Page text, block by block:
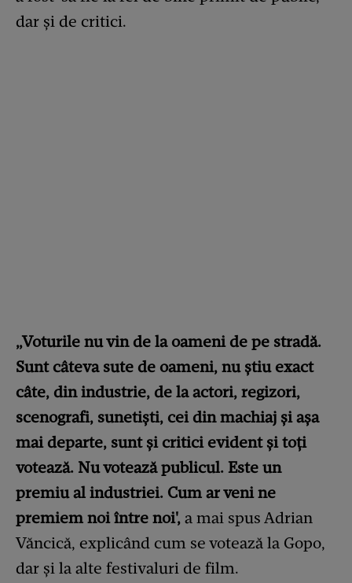
dar și de critici.
„Voturile nu vin de la oameni de pe stradă.
Sunt câteva sute de oameni, nu știu exact
câte, din industrie, de la actori, regizori,
scenografi, sunetiști, cei din machiaj și așa
mai departe, sunt și critici evident și toți
votează. Nu votează publicul. Este un
premiu al industriei. Cum ar veni ne
premiem noi între noi', a mai spus Adrian
Văncică, explicând cum se votează la Gopo,
dar și la alte festivaluri de film.